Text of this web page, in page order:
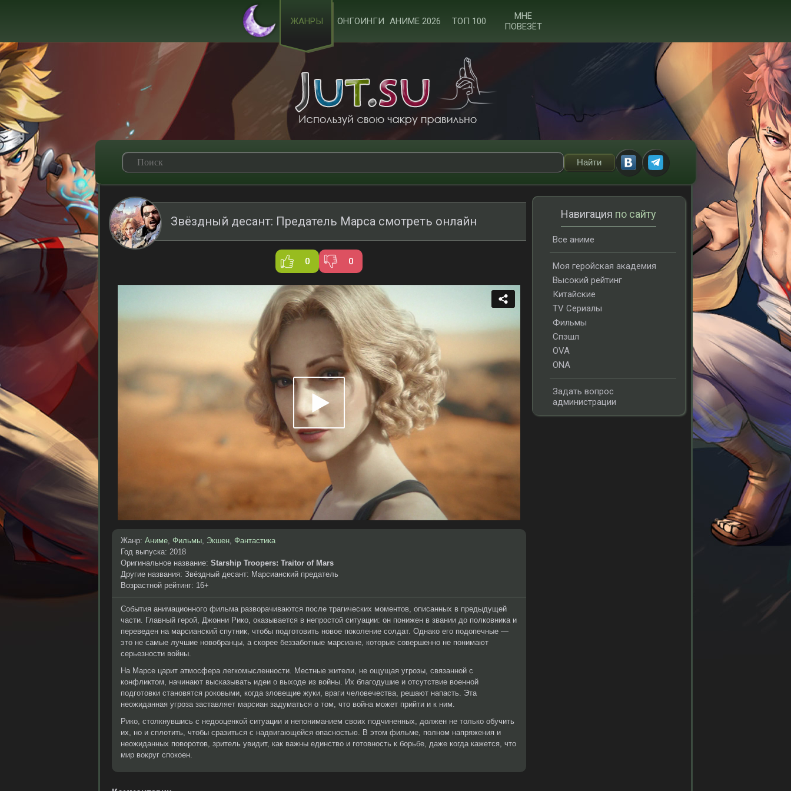
ЖАНРЫ ОНГОИНГИ АНИМЕ 2026 ТОП 100
МНЕ
ПОВЕЗЁТ
Звёздный десант: Предатель Марса смотреть онлайн
0 0
Жанр: Аниме, Фильмы, Экшен, Фантастика
Год выпуска: 2018
Оригинальное название: Starship Troopers: Traitor of Mars
Другие названия: Звёздный десант: Марсианский предатель
Возрастной рейтинг: 16+
События анимационного фильма разворачиваются после трагических моментов, описанных в предыдущей
части. Главный герой, Джонни Рико, оказывается в непростой ситуации: он понижен в звании до полковника и
переведен на марсианский спутник, чтобы подготовить новое поколение солдат. Однако его подопечные —
это не самые лучшие новобранцы, а скорее беззаботные марсиане, которые совершенно не понимают
серьезности войны.
На Марсе царит атмосфера легкомысленности. Местные жители, не ощущая угрозы, связанной с
конфликтом, начинают высказывать идеи о выходе из войны. Их благодушие и отсутствие военной
подготовки становятся роковыми, когда зловещие жуки, враги человечества, решают напасть. Эта
неожиданная угроза заставляет марсиан задуматься о том, что война может прийти и к ним.
Рико, столкнувшись с недооценкой ситуации и непониманием своих подчиненных, должен не только обучить
их, но и сплотить, чтобы сразиться с надвигающейся опасностью. В этом фильме, полном напряжения и
неожиданных поворотов, зритель увидит, как важны единство и готовность к борьбе, даже когда кажется, что
мир вокруг спокоен.
Навигация по сайту
Все аниме
Моя геройская академия
Высокий рейтинг
Китайские
TV Сериалы
Фильмы
Спэшл
OVA
ONA
Задать вопрос
администрации